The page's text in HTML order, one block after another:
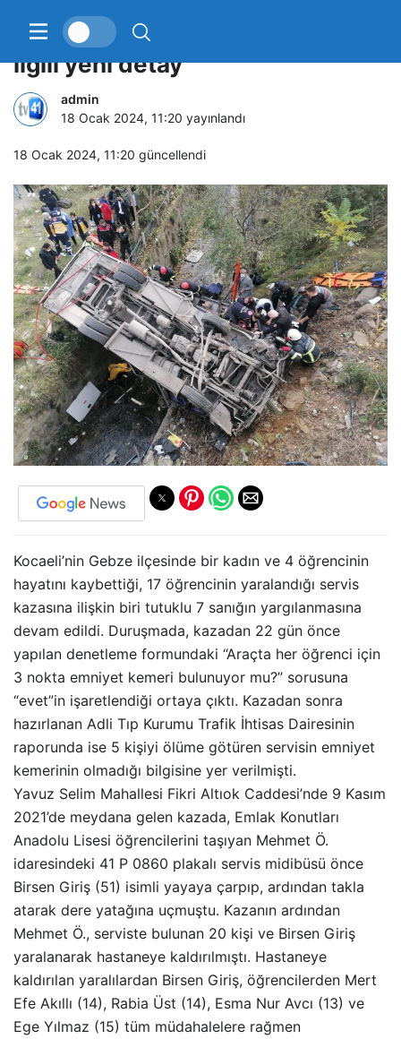
5 kişiyi ölüme götüren servisle
ilgili yeni detay
admin
18 Ocak 2024, 11:20 yayınlandı
18 Ocak 2024, 11:20 güncellendi
Kocaeli’nin Gebze ilçesinde bir kadın ve 4 öğrencinin
hayatını kaybettiği, 17 öğrencinin yaralandığı servis
kazasına ilişkin biri tutuklu 7 sanığın yargılanmasına
devam edildi. Duruşmada, kazadan 22 gün önce
yapılan denetleme formundaki “Araçta her öğrenci için
3 nokta emniyet kemeri bulunuyor mu?” sorusuna
“evet”in işaretlendiği ortaya çıktı. Kazadan sonra
hazırlanan Adli Tıp Kurumu Trafik İhtisas Dairesinin
raporunda ise 5 kişiyi ölüme götüren servisin emniyet
kemerinin olmadığı bilgisine yer verilmişti.
Yavuz Selim Mahallesi Fikri Altıok Caddesi’nde 9 Kasım
2021’de meydana gelen kazada, Emlak Konutları
Anadolu Lisesi öğrencilerini taşıyan Mehmet Ö.
idaresindeki 41 P 0860 plakalı servis midibüsü önce
Birsen Giriş (51) isimli yayaya çarpıp, ardından takla
atarak dere yatağına uçmuştu. Kazanın ardından
Mehmet Ö., serviste bulunan 20 kişi ve Birsen Giriş
yaralanarak hastaneye kaldırılmıştı. Hastaneye
kaldırılan yaralılardan Birsen Giriş, öğrencilerden Mert
Efe Akıllı (14), Rabia Üst (14), Esma Nur Avcı (13) ve
Ege Yılmaz (15) tüm müdahalelere rağmen